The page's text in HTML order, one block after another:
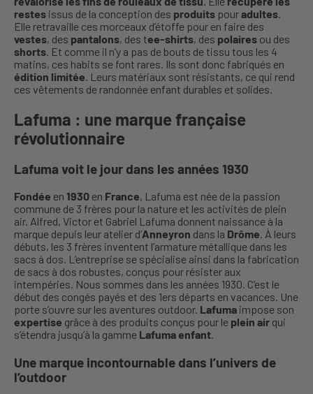
restes issus de la conception des produits pouradultes.
Elle retravaille ces morceaux d’étoffe pour en faire des
vestes, des pantalons, des tee-shirts, des polaires ou des
shorts. Et comme il n’y a pas de bouts de tissu tous les 4
matins, ces habits se font rares. Ils sont donc fabriqués en
édition limitée. Leurs matériaux sont résistants, ce qui rend
ces vêtements de randonnée enfant durables et solides.
Lafuma : une marque française
révolutionnaire
Lafuma voit le jour dans les années 1930
Fondée en 1930 en France, Lafuma est née de la passion
commune de 3 frères pour la nature et les activités de plein
air. Alfred, Victor et Gabriel Lafuma donnent naissance à la
marque depuis leur atelier d’Anneyron dans la Drôme. À leurs
débuts, les 3 frères inventent l’armature métallique dans les
sacs à dos. L’entreprise se spécialise ainsi dans la fabrication
de sacs à dos robustes, conçus pour résister aux
intempéries. Nous sommes dans les années 1930. C’est le
début des congés payés et des 1ers départs en vacances. Une
porte s’ouvre sur les aventures outdoor. Lafuma impose son
expertise grâce à des produits conçus pour le plein air qui
s’étendra jusqu’à la gamme Lafuma enfant.
Une marque incontournable dans l’univers de
l’outdoor